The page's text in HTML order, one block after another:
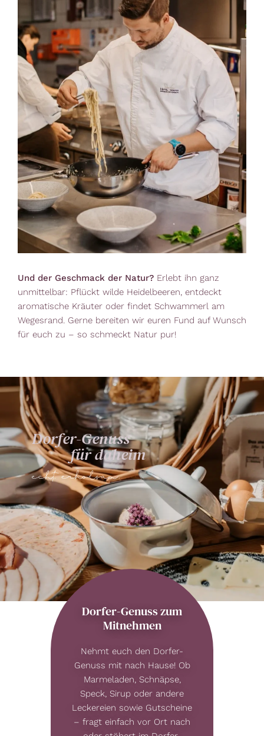
Und der Geschmack der Natur? Erlebt ihn ganz
unmittelbar: Pflückt wilde Heidelbeeren, entdeckt
aromatische Kräuter oder findet Schwammerl am
Wegesrand. Gerne bereiten wir euren Fund auf Wunsch
für euch zu – so schmeckt Natur pur!
Dorfer-Genuss
für daheim
Dorfer-Genuss zum
Mitnehmen
Nehmt euch den Dorfer-
Genuss mit nach Hause! Ob
Marmeladen, Schnäpse,
Speck, Sirup oder andere
Leckereien sowie Gutscheine
– fragt einfach vor Ort nach